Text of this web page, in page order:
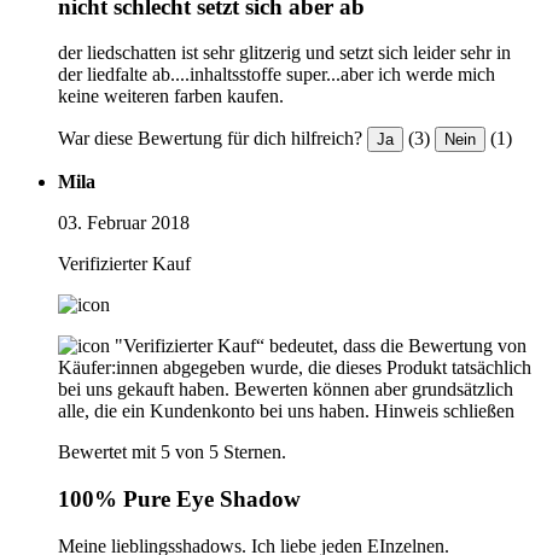
nicht schlecht setzt sich aber ab
der liedschatten ist sehr glitzerig und setzt sich leider sehr in
der liedfalte ab....inhaltsstoffe super...aber ich werde mich
keine weiteren farben kaufen.
War diese Bewertung für dich hilfreich? Ja (3) Nein (1)
Mila
03. Februar 2018
Verifizierter Kauf
"Verifizierter Kauf“ bedeutet, dass die Bewertung von
Käufer:innen abgegeben wurde, die dieses Produkt tatsächlich
bei uns gekauft haben. Bewerten können aber grundsätzlich
alle, die ein Kundenkonto bei uns haben. Hinweis schließen
Bewertet mit 5 von 5 Sternen.
100% Pure Eye Shadow
Meine lieblingsshadows. Ich liebe jeden EInzelnen.